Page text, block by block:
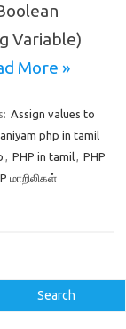
Variable)
More »
Assign values to
php in tamil
, PHP in tamil, PHP
மாறிலிகள்
Search